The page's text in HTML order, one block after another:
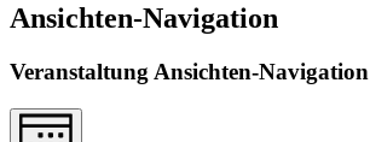
Ansichten-Navigation
Veranstaltung Ansichten-Navigation